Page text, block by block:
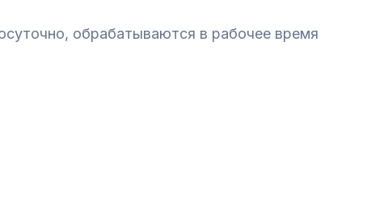
обрабатываются в рабочее время